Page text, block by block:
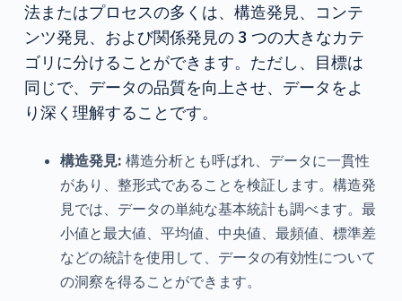
法またはプロセスの多くは、構造発見、コンテ
ンツ発見、および関係発見の 3 つの大きなカテ
ゴリに分けることができます。ただし、目標は
同じで、データの品質を向上させ、データをよ
り深く理解することです。
構造発見: 構造分析とも呼ばれ、データに一貫性
があり、整形式であることを検証します。構造発
見では、データの単純な基本統計も調べます。最
小値と最大値、平均値、中央値、最頻値、標準差
などの統計を使用して、データの有効性について
の洞察を得ることができます。